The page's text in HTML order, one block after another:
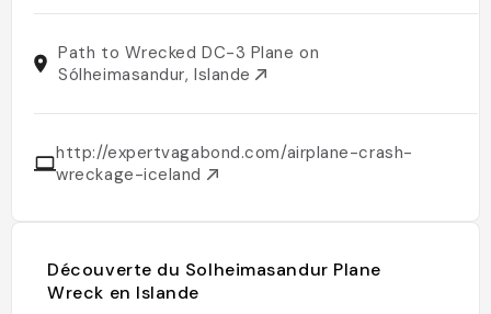
Path to Wrecked DC-3 Plane on
Sólheimasandur, Islande
http://expertvagabond.com/airplane-crash-
wreckage-iceland
Découverte du Solheimasandur Plane
Wreck en Islande